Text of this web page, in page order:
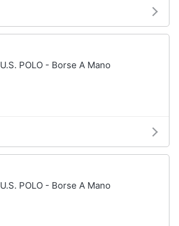
U.S. POLO - Borse A Mano
U.S. POLO - Borse A Mano